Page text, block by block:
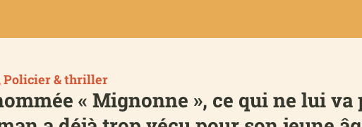
Policier & thriller
« Mignonne », ce qui ne lui